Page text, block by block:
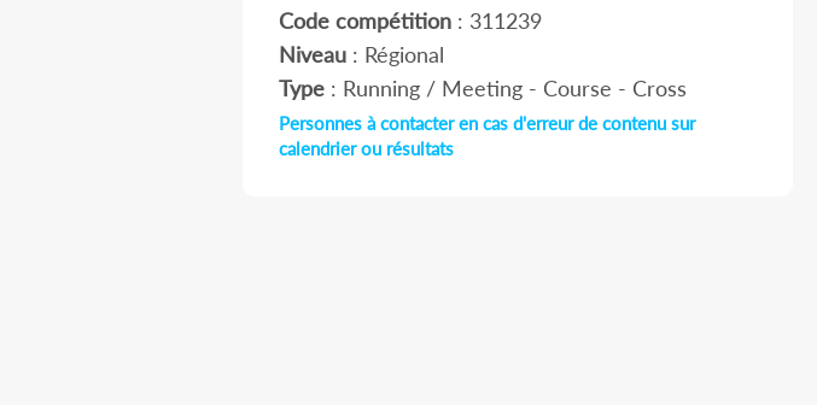
Code compétition: 311239
Niveau: Régional
Type: Running / Meeting - Course - Cross
Personnes à contacter en cas d'erreur de contenu sur
calendrier ou résultats